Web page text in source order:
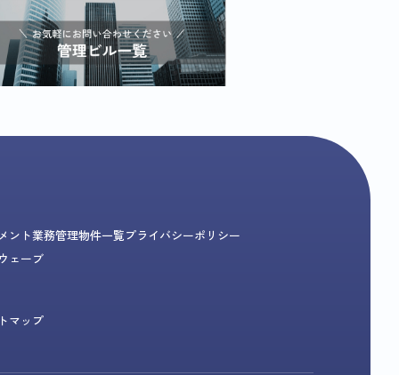
ント業務管理物件一覧プライバシーポリシー
ェーブ
マップ